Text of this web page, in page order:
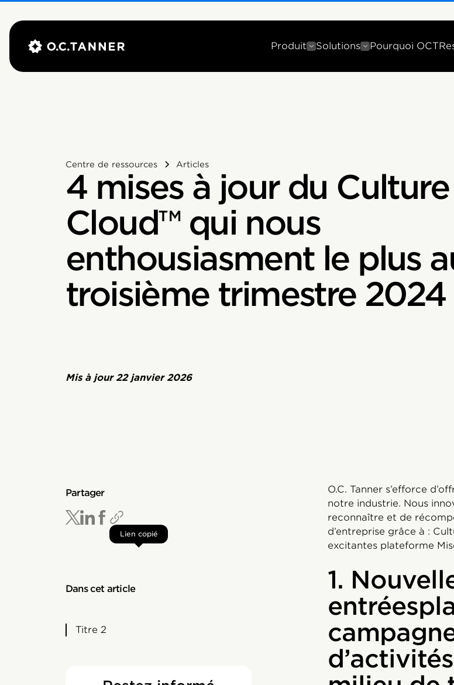
Produit Solutions Pourquoi OCT
Centre de ressources Articles
4 mises à jour du Culture
Cloud™ qui nous
enthousiasment le plus
troisième trimestre 2024
Mis à jour 22 janvier 2026
Partager
Lien copié
Dans cet article
Titre 2
O.C. Tanner s’efforce
notre industrie. Nous
reconnaître et de
d’entreprise grâce à :
excitantes plateforme
1.